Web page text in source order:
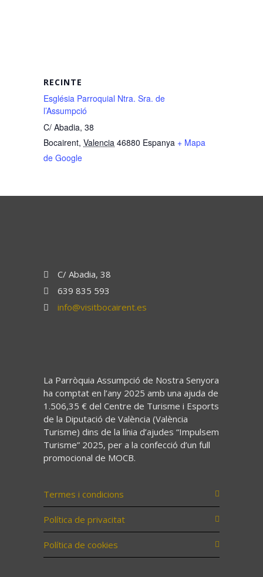
RECINTE
Església Parroquial Ntra. Sra. de
l’Assumpció
C/ Abadia, 38
Bocairent, Valencia 46880 Espanya + Mapa
de Google
C/ Abadia, 38
639 835 593
info@visitbocairent.es
La Parròquia Assumpció de Nostra Senyora
ha comptat en l’any 2025 amb una ajuda de
1.506,35 € del Centre de Turisme i Esports
de la Diputació de València (València
Turisme) dins de la línia d’ajudes “Impulsem
Turisme” 2025, per a la confecció d’un full
promocional de MOCB.
Termes i condicions
Política de privacitat
Política de cookies